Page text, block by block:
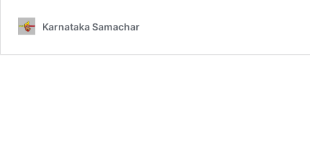
Karnataka Samachar